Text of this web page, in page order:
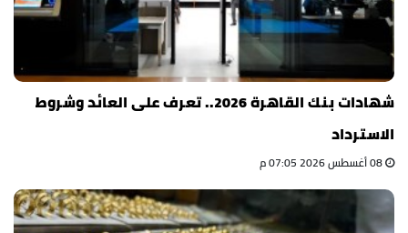
شهادات بنك القاهرة 2026.. تعرف على العائد وشروط
الاسترداد